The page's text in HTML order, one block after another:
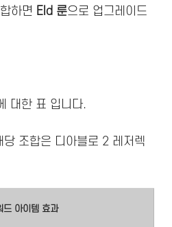
하면 Eld 룬으로 업그레이드
대한 표 입니다.
조합은 디아블로 2 레저렉
드 아이템 효과